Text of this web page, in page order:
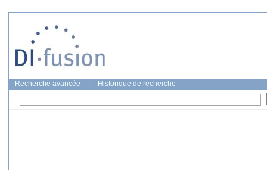
Recherche avancée Historique de recherche